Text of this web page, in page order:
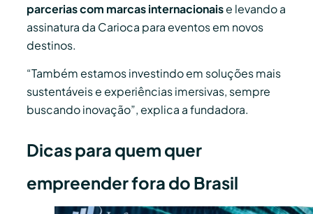
parcerias com marcas internacionaise levando a
assinatura da Carioca para eventos em novos
destinos.
“Também estamos investindo em soluções mais
sustentáveis e experiências imersivas, sempre
buscando inovação”, explica a fundadora.
Dicas para quem quer
empreender fora do Brasil